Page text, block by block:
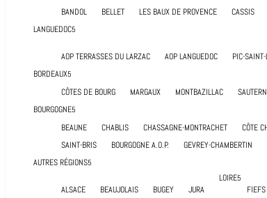
BANDOL
BELLET LES BAUX DE PROVENCE CASSIS
LANGUEDOC
AOP TERRASSES DU LARZAC AOP LANGUEDOC PIC-SAINT-
BORDEAUX
CÔTES DE BOURG
MARGAUX MONTBAZILLAC
BOURGOGNE
BEAUNE
CHABLIS CHASSAGNE-MONTRACHET CÔTE
SAINT-BRIS
BOURGOGNE A.O.P.
GEVREY-CHAMBERTIN
AUTRES RÉGIONS
ALSACE BEAUJOLAIS BUGEY JURA
LOIRE